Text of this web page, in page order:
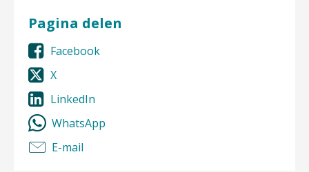
Pagina delen
Facebook
X
LinkedIn
WhatsApp
E-mail